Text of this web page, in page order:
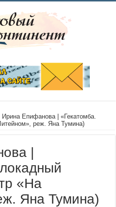
Ирина Епифанова | «Гекатомба.
реж. Яна Тумина)
|
«На
Яна Тумина)